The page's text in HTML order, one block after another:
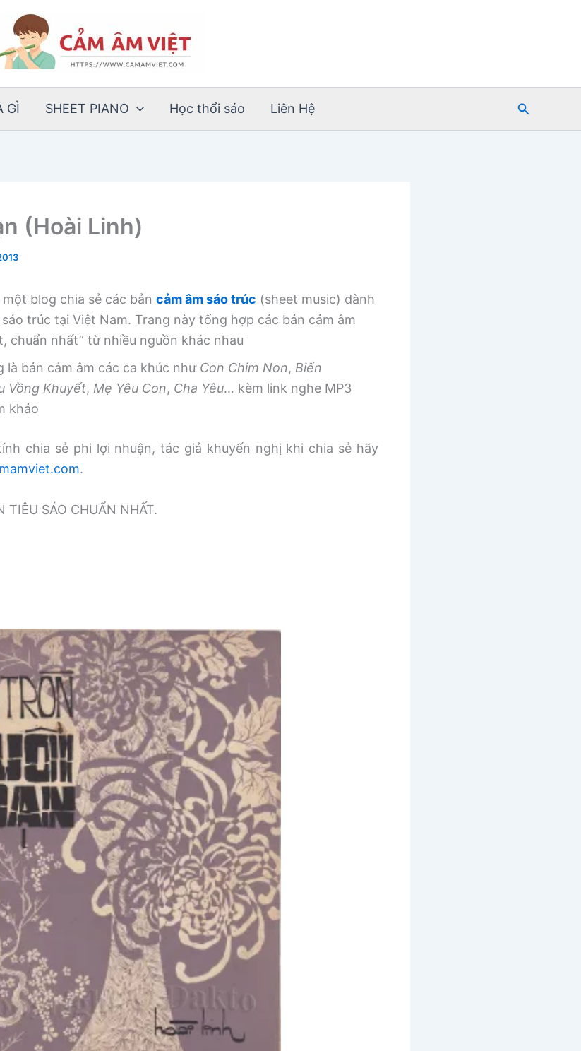
GÌ SHEET PIANO Học thổi sáo Liên Hệ
Tìm
(Hoài Linh)
một blog chia sẻ các bản cảm âm sáo trúc (sheet music) dành
trúc tại Việt Nam. Trang này tổng hợp các bản cảm âm
chuẩn nhất” từ nhiều nguồn khác nhau
là bản cảm âm các ca khúc như Con Chim Non, Biển
Vồng Khuyết, Mẹ Yêu Con, Cha Yêu… kèm link nghe MP3
khảo
chia sẻ phi lợi nhuận, tác giả khuyến nghị khi chia sẻ hãy
.
TIÊU SÁO CHUẨN NHẤT.